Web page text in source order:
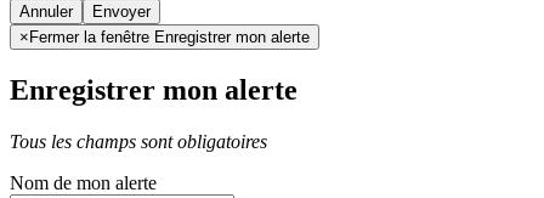
Annuler
× Fermer la fenêtre Enregistrer mon alerte
Enregistrer mon alerte
Tous les champs sont obligatoires
Nom de mon alerte